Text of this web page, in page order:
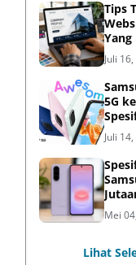
Tips
Juli
5G
Juli
Mei
Lihat